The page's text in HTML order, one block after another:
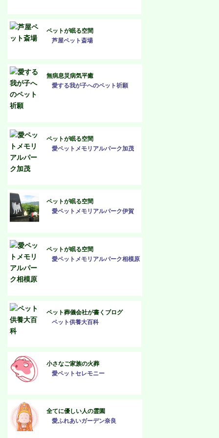
ペットが眠る空間
芦屋ペット斎場
無病息災病気平癒
愛する我が子へのペット祈願
ペットが眠る空間
愛ペットメモリアルパーク加茂
ペットが眠る空間
愛ペットメモリアルパーク伊賀
ペットが眠る空間
愛ペットメモリアルパーク相模原
ペット葬儀会社が書くブログ
ペット供養大百科
小さなご家族の火葬
愛ペットセレモニー
全てに優しい人の霊園
愛ふれあいガーデン奈良